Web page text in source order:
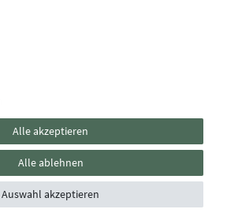
Alle akzeptieren
Alle ablehnen
Auswahl akzeptieren